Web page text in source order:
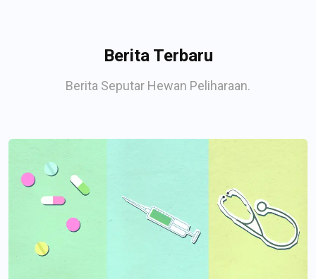
Berita Terbaru
Berita Seputar Hewan Peliharaan.